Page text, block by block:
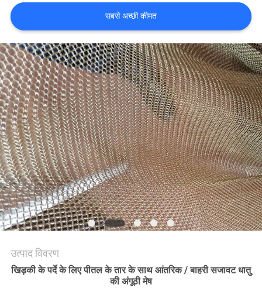
करें
समाचार
मामले
साइटमैप
PRIVACY
POLICY
सबसे अच्छी कीमत
उत्पाद विवरण
खिड़की के पर्दे के लिए पीतल के तार के साथ आंतरिक / बाहरी सजावट धातु
की अंगूठी मेष